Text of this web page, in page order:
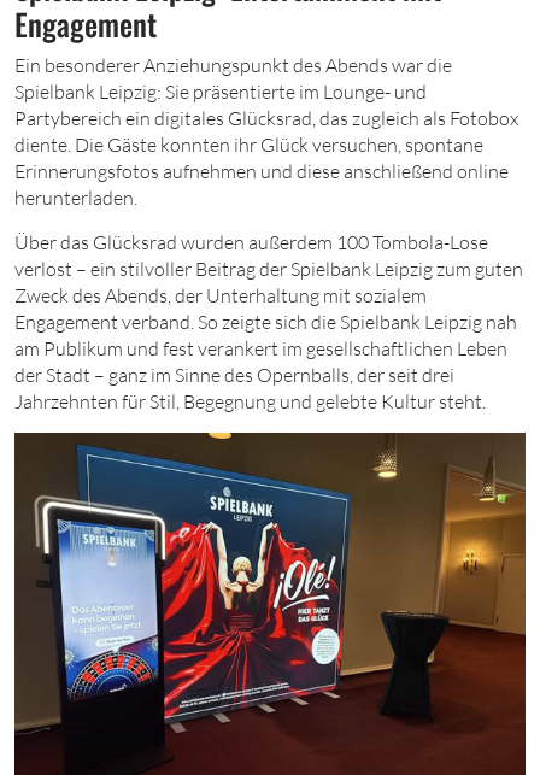
Engagement
Ein besonderer Anziehungspunkt des Abends war die
Spielbank Leipzig: Sie präsentierte im Lounge- und
Partybereich ein digitales Glücksrad, das zugleich als Fotobox
diente. Die Gäste konnten ihr Glück versuchen, spontane
Erinnerungsfotos aufnehmen und diese anschließend online
herunterladen.
Über das Glücksrad wurden außerdem 100 Tombola-Lose
verlost – ein stilvoller Beitrag der Spielbank Leipzig zum guten
Zweck des Abends, der Unterhaltung mit sozialem
Engagement verband. So zeigte sich die Spielbank Leipzig nah
am Publikum und fest verankert im gesellschaftlichen Leben
der Stadt – ganz im Sinne des Opernballs, der seit drei
Jahrzehnten für Stil, Begegnung und gelebte Kultur steht.